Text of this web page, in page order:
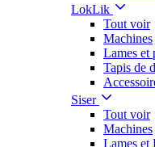
LokLik
Tout voir
Machines
Lames et
Tapis de
Siser
Tout voir
Machines
Lames et